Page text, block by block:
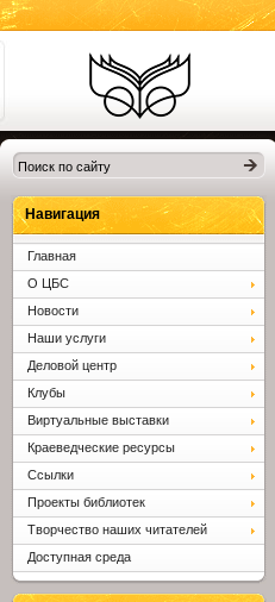
Библиотеки
Клина. Клинская
ЦБС.
Навигация
Главная
О ЦБС
Новости
Наши услуги
Деловой центр
Клубы
Виртуальные выставки
Краеведческие ресурсы
Ссылки
Проекты библиотек
Творчество наших читателей
Доступная среда